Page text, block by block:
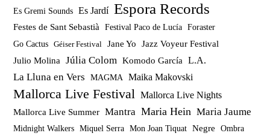
Es Gremi Sounds Es Jardí Espora Records
Festes de Sant Sebastià Festival Paco de Lucía Foraster
Go Cactus Géiser Festival Jane Yo
Jazz Voyeur Festival
Julio Molina
Júlia Colom Komodo García L.A.
La Lluna en Vers MAGMA Maika Makovski
Mallorca Live Festival Mallorca Live Nights
Mallorca Live Summer Mantra Maria Hein Maria Jaume
Midnight Walkers Miquel Serra Mon Joan Tiquat Negre Ombra